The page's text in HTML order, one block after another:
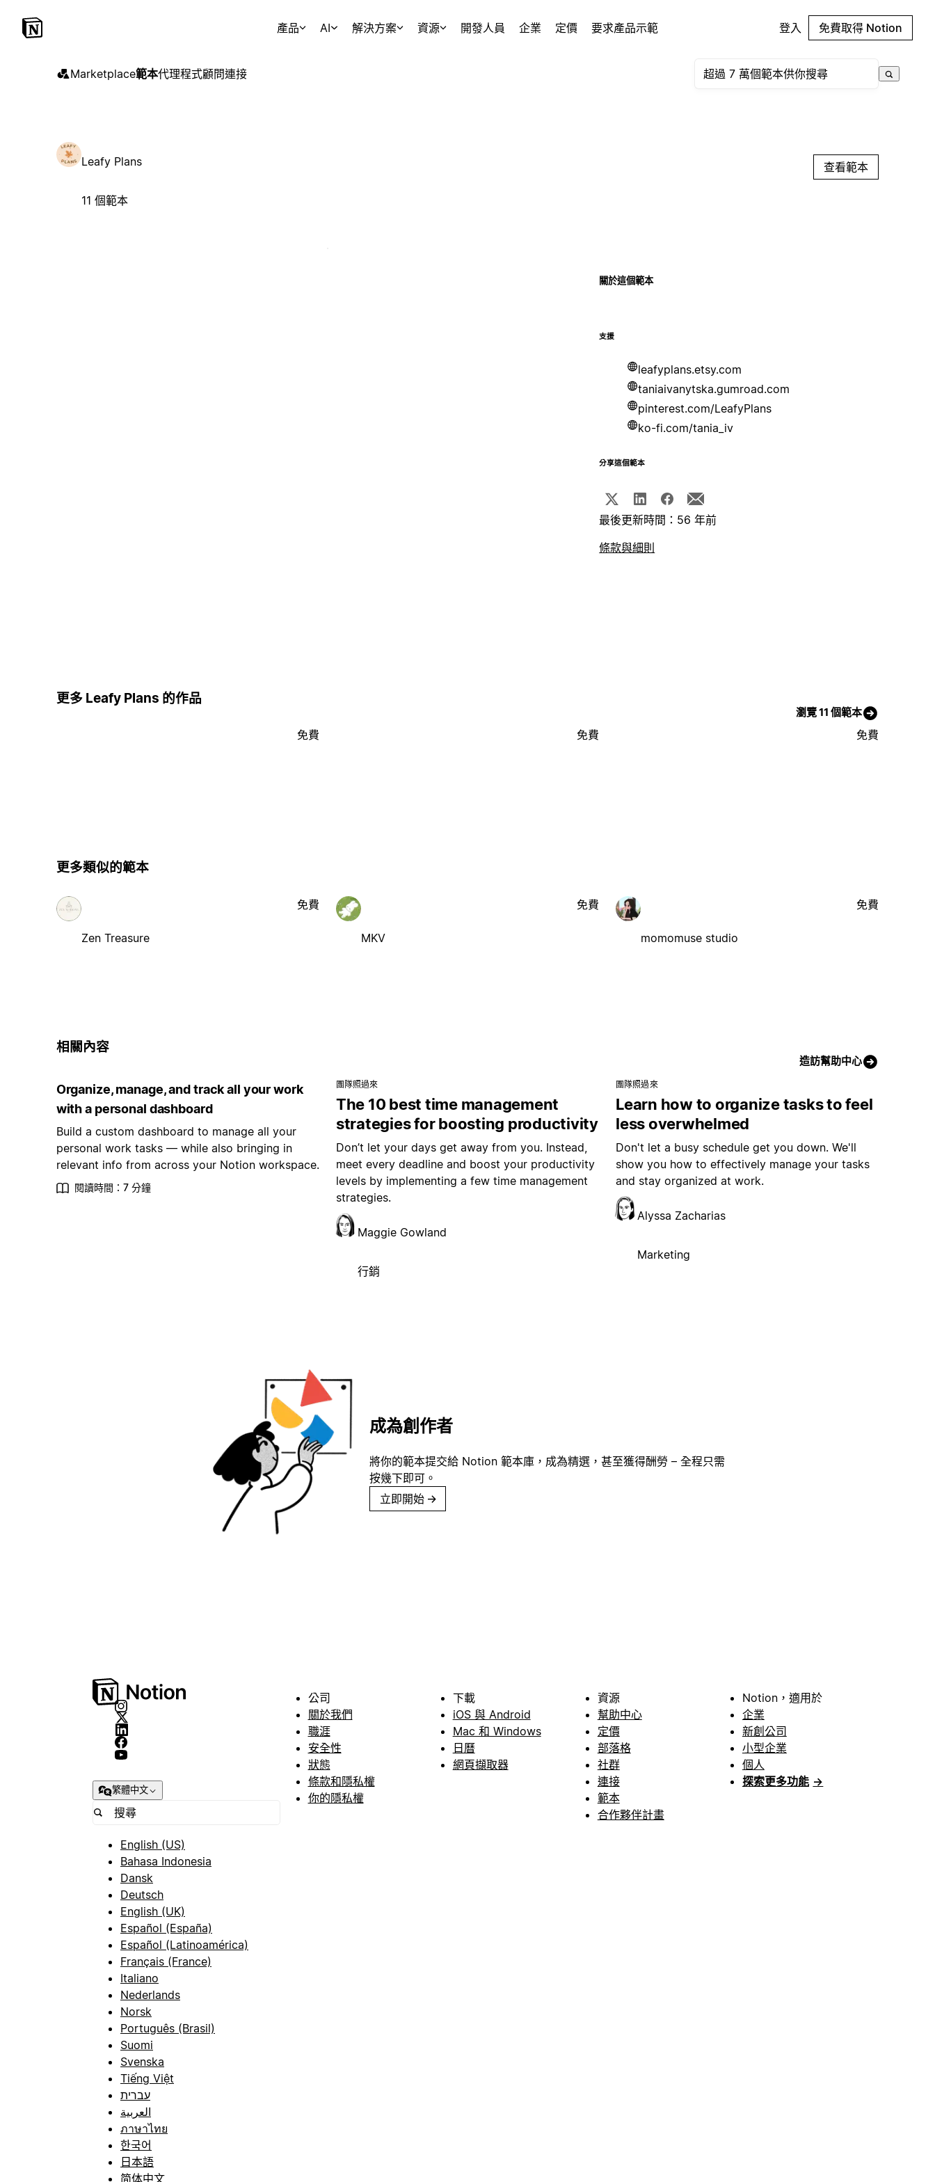
產品 AI 解決方案 資源 開發人員 企業 定價 要求產品示範 登入 免費取得 Notion
Marketplace範本代理程式顧問連接
Leafy Plans
11 個範本
查看範本
關於這個範本
支援
leafyplans.etsy.com
taniaivanytska.gumroad.com
pinterest.com/LeafyPlans
ko-fi.com/tania_iv
分享這個範本
最後更新時間：56 年前
條款與細則
更多 Leafy Plans 的作品
瀏覽 11 個範本
免費 免費 免費
更多類似的範本
Zen Treasure
免費
MKV
免費
momomuse studio
免費
相關內容
造訪幫助中心
Organize, manage, and track all your work
with a personal dashboard
Build a custom dashboard to manage all your
personal work tasks — while also bringing in
relevant info from across your Notion workspace.
閱讀時間：7 分鐘
團隊照過來
The 10 best time management
strategies for boosting productivity
Don’t let your days get away from you. Instead,
meet every deadline and boost your productivity
levels by implementing a few time management
strategies.
Maggie Gowland
行銷
團隊照過來
Learn how to organize tasks to feel
less overwhelmed
Don't let a busy schedule get you down. We'll
show you how to effectively manage your tasks
and stay organized at work.
Alyssa Zacharias
Marketing
成為創作者
將你的範本提交給 Notion 範本庫，成為精選，甚至獲得酬勞 – 全程只需
按幾下即可。
立即開始 →
繁體中文
English (US)
Bahasa Indonesia
Dansk
Deutsch
English (UK)
Español (España)
Español (Latinoamérica)
Français (France)
Italiano
Nederlands
Norsk
Português (Brasil)
Suomi
Svenska
Tiếng Việt
עברית
العربية
ภาษาไทย
한국어
日本語
简体中文
公司
關於我們
職涯
安全性
狀態
條款和隱私權
你的隱私權
下載
iOS 與 Android
Mac 和 Windows
日曆
網頁擷取器
資源
幫助中心
定價
部落格
社群
連接
範本
合作夥伴計畫
Notion，適用於
企業
新創公司
小型企業
個人
探索更多功能 →